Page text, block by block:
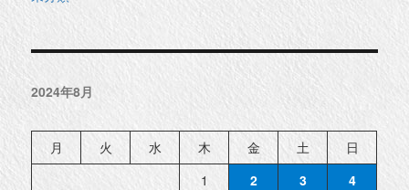
2024年8月
月 火 水 木 金 土
日
1
2 3
4